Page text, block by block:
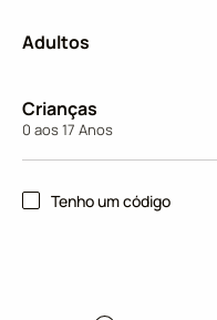
Adultos
Crianças
0 aos 17 Anos
Tenho um código